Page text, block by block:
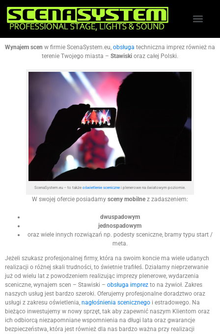
Wynajem scen w firmie ScenaSystem.eu, obsługa techniczna imprez również na
terenie Twojego miasta – Stawiski oraz całej Polski.
ScenaSystem.eu – to także oświetlenie scenicznei plenerowe na światowym poziomie.
W swojej ofercie posiadamy sceny mobilne z zadaszeniem:
dwuspadowym
jednospadowym
oraz wiele innych rozwiązań np. podesty sceniczne, bramy typu start /
meta.
Jeżeli szukasz profesjonalnej firmy, która na swoim koncie ma wiele udanych
realizacji o różnej skali trudności, to świetnie trafiłeś. Działamy nieprzerwanie
już od wielu lat z powodzeniem realizując imprezy plenerowe, wydarzenia
sceniczne, wynajem scen – Stawiski – obsługa imprez to na żywioł. Zakres
naszych usług jest bardzo szeroki. Oferujemy profesjonalne doradztwo oraz
usługi z zakresu oświetlenia, nagłośnienia scenicznego i estradowego. Na
bieżąco inwestujemy w nowy sprzęt, tak aby zapewnić naszym Klientom oraz
ich odbiorcą niezapomniane wspomnienia na długi lata oraz gwarancje
bezpieczeństwa, która jest również dla nas bardzo ważna przy realizacji